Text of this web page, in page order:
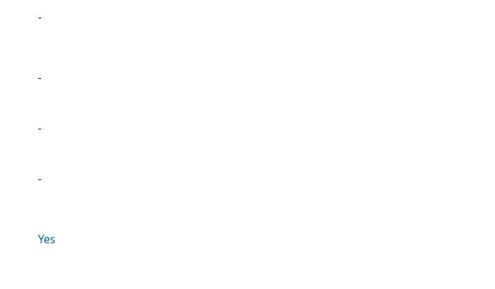
-
-
-
-
Yes